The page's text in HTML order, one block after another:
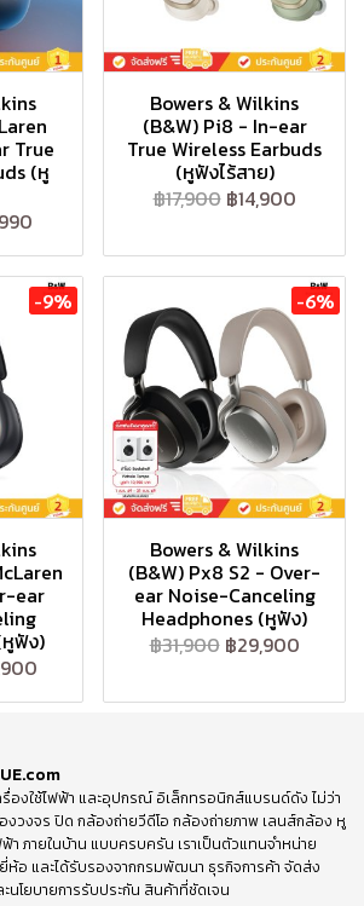
True
(หู
Bowers & Wilkins
(B&W) Pi8 - In-ear
True Wireless Earbuds
(หูฟังไร้สาย)
฿17,900 ฿14,900
-9%
ear
ฟัง)
-6%
Bowers & Wilkins
(B&W) Px8 S2 - Over-
ear Noise-Canceling
Headphones (หูฟัง)
฿31,900 ฿29,900
รื่องใช้ไฟฟ้า และอุปกรณ์ อิเล็กทรอนิกส์แบรนด์ดัง ไม่ว่า
งวงจร ปิด กล้องถ่ายวีดีโอ กล้องถ่ายภาพ เลนส์กล้อง หู
ฟ้า ภายในบ้าน แบบครบครัน เราเป็นตัวแทนจำหน่าย
ห้อ และได้รับรองจากกรมพัฒนา ธุรกิจการค้า จัดส่ง
นโยบายการรับประกัน สินค้าที่ชัดเจน